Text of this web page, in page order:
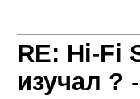
RE: Hi-Fi
изучал ? -